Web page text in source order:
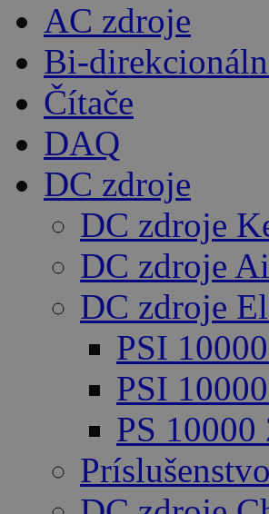
AC zdroje
Bi-
Čítače
DAQ
DC zdroje
DC zdroje
DC zdroje
DC zdroje
PSI
PSI
PS 10000